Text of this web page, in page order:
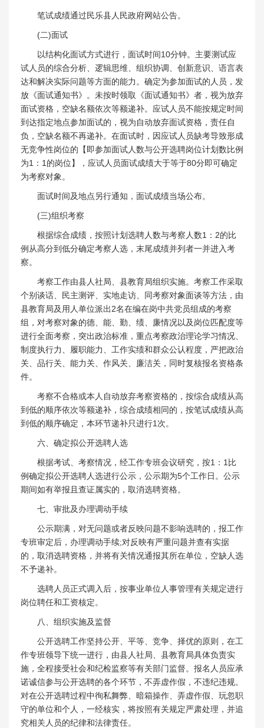
笔试成绩通过民乐县人民政府网站公告。
(二)面试
以结构化面试方式进行，面试时间10分钟。主要测试应
试人员的综合分析、逻辑思维、组织协调、创新意识、语言表
达和解决实际问题等方面的能力。确定为参加面试的人员，发
放《面试通知书》。未按时领取《面试通知书》者，视为放弃
面试资格，空缺名额依次等额递补。应试人员不能按规定时间
到达指定地点参加面试的，视为自动放弃面试资格，责任自
负，空缺名额不再递补。在面试时，因应试人员缺考导致形成
无竞争性岗位的【即参加面试人数与公开选聘岗位计划数比例
为1：1的岗位】，应试人员面试成绩大于等于80分即可确定
为考察对象。
面试时间及地点另行通知，面试成绩当场公布。
(三)组织考察
根据综合成绩，按照计划选聘人数与考察人数1：2的比
例从高分到低分确定考察人选，末尾成绩并列者一并进入考
察。
考察工作由县人社局、县教育局组织实施。考察工作采取
个别谈话、民主测评、实地走访、同考察对象面谈等方法，由
县教育局及用人单位派出2名在编在岗中共党员组成的考察
组，对考察对象的德、能、勤、绩、廉情况以及岗位匹配度等
进行全面考察，突出政治标准，重点考察政治理论学习情况、
制度执行力、履职能力、工作实绩和群众公认程度，严把政治
关、品行关、能力关、作风关、廉洁关，同时复核报名资格条
件。
考察不合格或本人自动放弃考察资格的，按综合成绩从高
到低的顺序依次等额递补，综合成绩相同的，按笔试成绩从高
到低的顺序确定，本环节递补只进行1次。
六、确定拟公开选聘人选
根据考试、考察情况，经工作专班会议研究，按1：1比
例确定拟公开选聘人选进行公示，公示期为5个工作日。公示
期间如有举报且查证属实的，取消选聘资格。
七、审批及办理调动手续
公示期满，对无问题或者反映问题不影响选聘的，报工作
专班审定后，办理调动手续;对反映有严重问题并查有实据
的，取消选聘资格，并将有关情况通报其所在单位，空缺人选
不予递补。
选聘人员正式调入后，按事业单位人事管理有关规定进行
岗位聘任和工资核定。
八、组织实施及监督
公开选聘工作坚持公开、平等、竞争、择优的原则，在工
作专班领导下统一进行，由县人社局、县教育局具体负责实
施，全程接受社会和纪检监察等有关部门监督。报名人员应承
诺诚信参与公开选聘的各个环节，不弄虚作假，不违纪违规。
对在公开选聘过程中徇私舞弊、暗箱操作、弄虚作假、玩忽职
守的单位和个人，一经核实，将按照有关规定严肃处理，并追
究相关人员的纪律和法律责任。